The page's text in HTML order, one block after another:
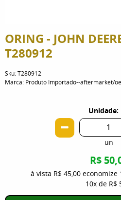
ORING - JOHN
T280912
Sku:T280912
Marca: Produto Importado--aftermarket/
Unidade:
un
R$
à vista R$ 45,00 economize
10x de R$